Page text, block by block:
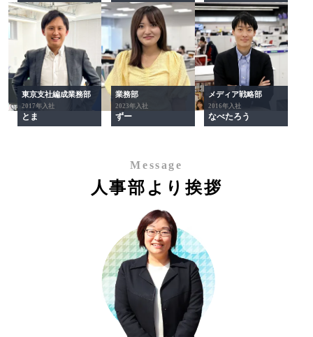
東京支社編成業務部
2017年入社
とま
業務部
2023年入社
ずー
メディア戦略部
2016年入社
なべたろう
Message
人事部より挨拶